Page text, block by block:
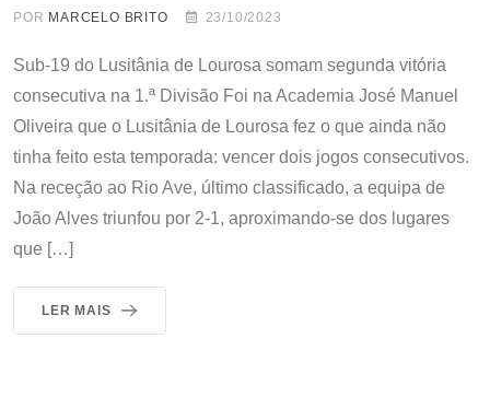
POR MARCELO BRITO 23/10/2023
Sub-19 do Lusitânia de Lourosa somam segunda vitória
consecutiva na 1.ª Divisão Foi na Academia José Manuel
Oliveira que o Lusitânia de Lourosa fez o que ainda não
tinha feito esta temporada: vencer dois jogos consecutivos.
Na receção ao Rio Ave, último classificado, a equipa de
João Alves triunfou por 2-1, aproximando-se dos lugares
que […]
LER MAIS